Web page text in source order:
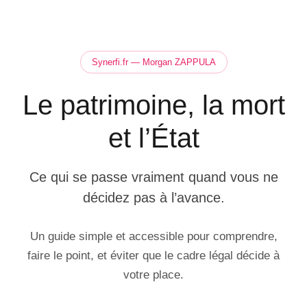
Synerfi.fr — Morgan ZAPPULA
Le patrimoine, la mort
et l’État
Ce qui se passe vraiment quand vous ne
décidez pas à l’avance.
Un guide simple et accessible pour comprendre,
faire le point, et éviter que le cadre légal décide à
votre place.